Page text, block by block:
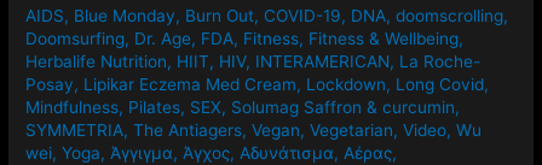
AIDS, Blue Monday, Burn Out, COVID-19, DNA,doomscrolling,
Doomsurfing, Dr. Age, FDA, Fitness, Fitness & Wellbeing,
Herbalife Nutrition, HIIT, HIV, INTERAMERICAN, La Roche-
Posay, Lipikar Eczema Med Cream, Lockdown, Long Covid,
Mindfulness, Pilates, SEX, Solumag Saffron & curcumin,
SYMMETRIA,The Antiagers,Vegan,Vegetarian,Video,Wu
wei,Yoga, Άγγιγμα, Άγχος, Αδυνάτισμα, Αέρας,